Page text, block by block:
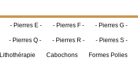
- Pierres E - - Pierres F - - Pierres G -
- Pierres Q - - Pierres R - - Pierres S -
Lithothérapie Cabochons Formes Polies